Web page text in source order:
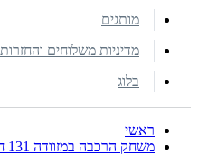
מותגים
מדיניות משלוחים והחזרות
בלוג
ראשי
משחק הרכבה במזוודה 131 חלקים